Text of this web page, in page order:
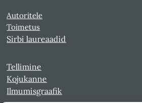
Autoritele
Toimetus
Sirbi laureaadid
Tellimine
Kojukanne
Ilmumisgraafik